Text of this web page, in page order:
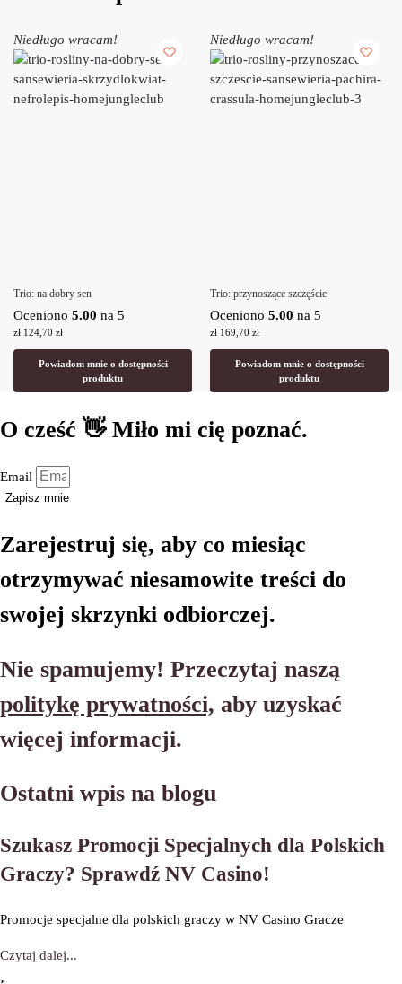
Niedługo wracam!
Trio: na dobry sen
Oceniono 5.00 na 5
zł 124,70 zł
Powiadom mnie o dostępności
produktu
Niedługo wracam!
Trio: przynoszące szczęście
Oceniono 5.00 na 5
zł 169,70 zł
Powiadom mnie o dostępności
produktu
O cześć 👋 Miło mi cię poznać.
Email
Zapisz mnie
Zarejestruj się, aby co miesiąc
otrzymywać niesamowite treści do
swojej skrzynki odbiorczej.
Nie spamujemy! Przeczytaj naszą
politykę prywatności, aby uzyskać
więcej informacji.
Ostatni wpis na blogu
Szukasz Promocji Specjalnych dla Polskich
Graczy? Sprawdź NV Casino!
Promocje specjalne dla polskich graczy w NV Casino Gracze
Czytaj dalej...